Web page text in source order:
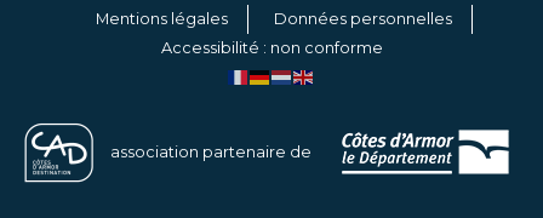
Mentions légales
Données personnelles
Accessibilité : non conforme
association partenaire de